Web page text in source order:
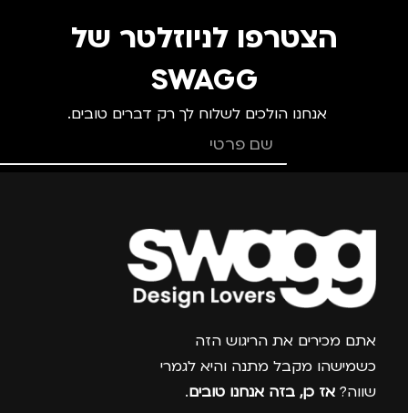
TROIKA מותגים TROIKA
הצטרפו לניוזלטר של
SWAGG
אנחנו הולכים לשלוח לך רק דברים טובים.
צרפו אותי למועדון
אתם מכירים את הריגוש הזה
כשמישהו מקבל מתנה והיא לגמרי
שווה? אז כן, בזה אנחנו טובים.